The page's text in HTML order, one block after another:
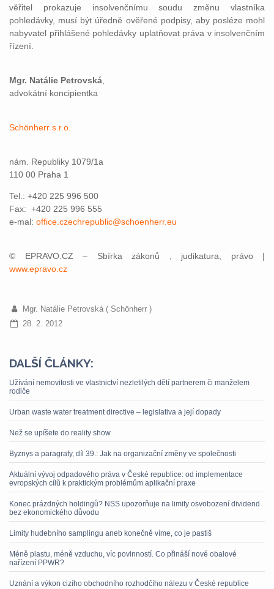
věřitel prokazuje insolvenčnímu soudu změnu vlastníka
pohledávky, musí být úředně ověřené podpisy, aby posléze mohl
nabyvatel přihlášené pohledávky uplatňovat práva v insolvenčním
řízení.
Mgr. Natálie Petrovská
advokátní koncipientka
Schönherr s.r.o.
nám. Republiky 1079/1a
110 00 Praha 1
Tel.: +420 225 996 500
Fax: +420 225 996 555
e-mal: office.czechrepublic@schoenherr.eu
© EPRAVO.CZ – Sbírka zákonů , judikatura, právo |
www.epravo.cz
Mgr. Natálie Petrovská ( Schönherr )
28. 2. 2012
DALŠÍ ČLÁNKY:
Užívání nemovitosti ve vlastnictví nezletilých dětí partnerem či manželem
rodiče
Urban waste water treatment directive – legislativa a její dopady
Než se upíšete do reality show
Byznys a paragrafy, díl 39.: Jak na organizační změny ve společnosti
Aktuální vývoj odpadového práva v České republice: od implementace
evropských cílů k praktickým problémům aplikační praxe
Konec prázdných holdingů? NSS upozorňuje na limity osvobození dividend
bez ekonomického důvodu
Limity hudebního samplingu aneb konečně víme, co je pastiš
Méně plastu, méně vzduchu, víc povinností. Co přináší nové obalové
nařízení PPWR?
Uznání a výkon cizího obchodního rozhodčího nálezu v České republice